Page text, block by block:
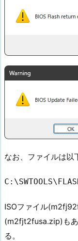
なお、ファイルは以
ISOファイル
(m2fjt2fusa.zip)もあ
る。